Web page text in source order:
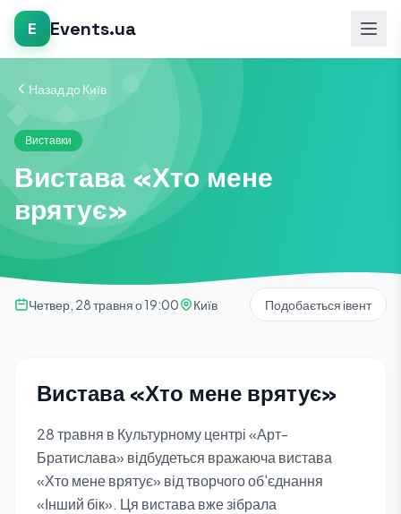
E Events.ua
Назад до Київ
Виставки
Вистава «Хто мене
врятує»
Четвер, 28 травня о 19:00 Київ Подобається івент
Вистава «Хто мене врятує»
28 травня в Культурному центрі «Арт-
Братислава» відбудеться вражаюча вистава
«Хто мене врятує» від творчого об'єднання
«Інший бік». Ця вистава вже зібрала